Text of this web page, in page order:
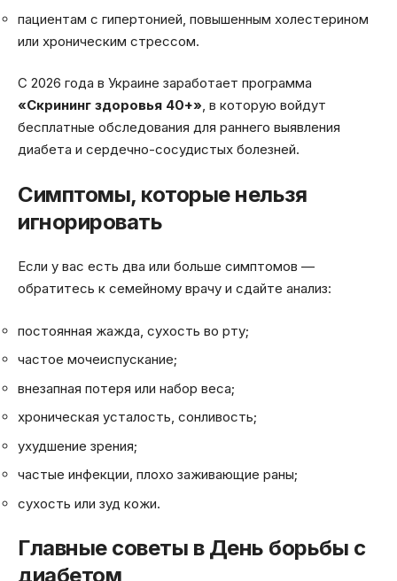
пациентам с гипертонией, повышенным холестерином
или хроническим стрессом.
С 2026 года в Украине заработает программа
«Скрининг здоровья 40+», в которую войдут
бесплатные обследования для раннего выявления
диабета и сердечно-сосудистых болезней.
Симптомы, которые нельзя
игнорировать
Если у вас есть два или больше симптомов —
обратитесь к семейному врачу и сдайте анализ:
постоянная жажда, сухость во рту;
частое мочеиспускание;
внезапная потеря или набор веса;
хроническая усталость, сонливость;
ухудшение зрения;
частые инфекции, плохо заживающие раны;
сухость или зуд кожи.
Главные советы в День борьбы с
диабетом